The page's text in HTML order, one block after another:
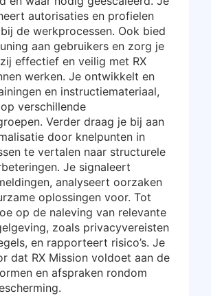
autorisaties en profielen
de werkprocessen. Ook bied
aan gebruikers en zorg je
effectief en veilig met RX
werken. Je ontwikkelt en
en instructiemateriaal,
verschillende
Verder draag je bij aan
door knelpunten in
te vertalen naar structurele
Je signaleert
analyseert oorzaken
oplossingen voor. Tot
op de naleving van relevante
zoals privacyvereisten
en rapporteert risico’s. Je
dat RX Mission voldoet aan de
en afspraken rondom